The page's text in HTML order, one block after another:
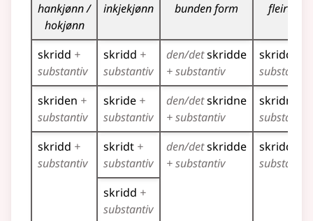
hankjønn /
hokjønn
inkjekjønn bunden form fleirtal
skridd +
substantiv
skridd +
substantiv
den/detskridde
+ substantiv
skridde
substantiv
skriden +
substantiv
skride +
substantiv
den/detskridne
+ substantiv
skridne
substantiv
skridd +
substantiv
skridt +
substantiv
den/detskridde
+ substantiv
skridde
substantiv
skridd +
substantiv